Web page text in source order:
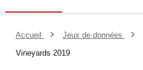
Accueil Jeux de données
Vineyards 2019